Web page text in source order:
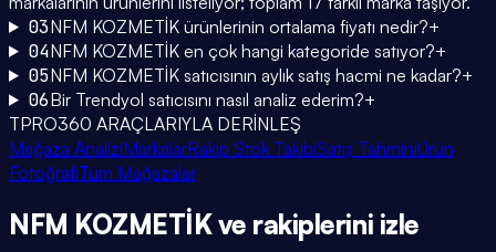
03NFM KOZMETİK ürünlerinin ortalama fiyatı nedir?+
04NFM KOZMETİK en çok hangi kategoride satıyor?+
05NFM KOZMETİK satıcısının aylık satış hacmi ne kadar?+
06Bir Trendyol satıcısını nasıl analiz ederim?+
TPRO360 ARAÇLARIYLA DERİNLEŞ
Mağaza AnaliziMarkalarRakip Stok TakibiSatış TahminiÜrün
FotoğrafıTüm Mağazalar
NFM KOZMETİKve rakiplerini izle